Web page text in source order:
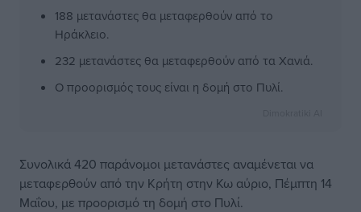
188 μετανάστες θα μεταφερθούν από το
Ηράκλειο.
232 μετανάστες θα μεταφερθούν από τα Χανιά.
Ο προορισμός τους είναι η δομή στο Πυλί.
Συνολικά 420 παράνομοι μετανάστες αναμένεται να
μεταφερθούν από την Κρήτη στην Κω αύριο, Πέμπτη 14
Μαΐου, με προορισμό τη δομή στο Πυλί.